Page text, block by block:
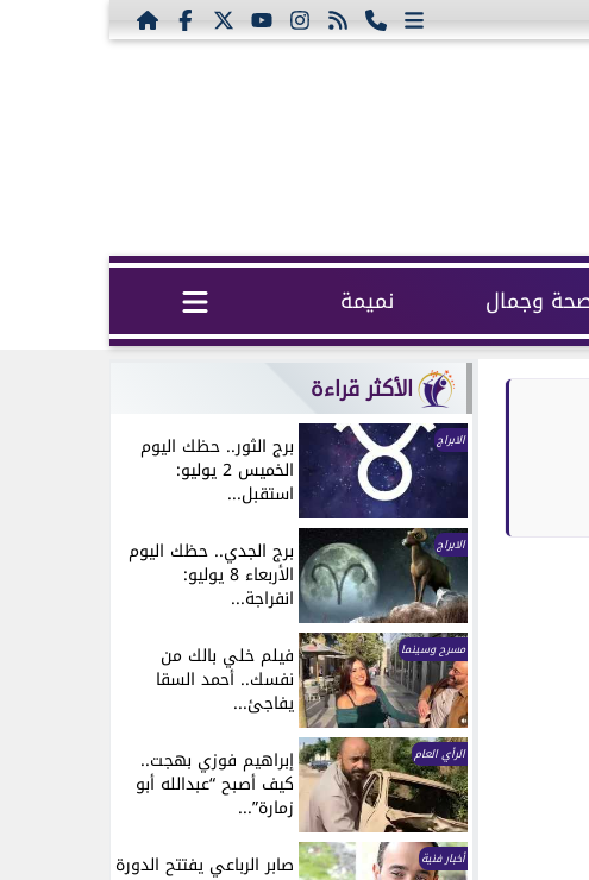
وجمال نميمة
الأكثر قراءة
الابراج برج الثور.. حظك اليوم
الخميس 2 يوليو:
استقبل...
الابراج برج الجدي.. حظك اليوم
الأربعاء 8 يوليو:
انفراجة...
مسرح وسينما فيلم خلي بالك من
نفسك.. أحمد السقا
يفاجئ...
الرأي العام إبراهيم فوزي بهجت..
كيف أصبح “عبدالله أبو
زمارة”...
أخبار فنية صابر الرباعي يفتتح الدورة